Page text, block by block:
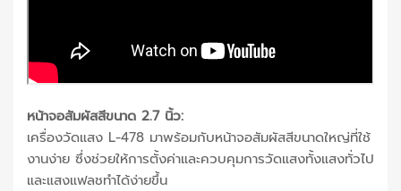
หน้าจอสัมผัสสีขนาด 2.7 นิ้ว:
เครื่องวัดแสง L-478 มาพร้อมกับหน้าจอสัมผัสสีขนาดใหญ่ที่ใช้
งานง่าย ซึ่งช่วยให้การตั้งค่าและควบคุมการวัดแสงทั้งแสงทั่วไป
และแสงแฟลชทำได้ง่ายขึ้น